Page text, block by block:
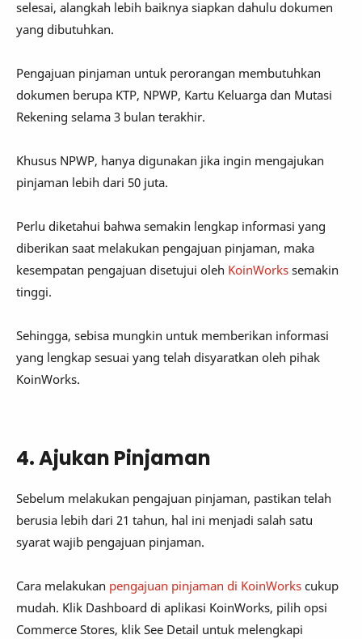
selesai, alangkah lebih baiknya siapkan dahulu dokumen
yang dibutuhkan.
Pengajuan pinjaman untuk perorangan membutuhkan
dokumen berupa KTP, NPWP, Kartu Keluarga dan Mutasi
Rekening selama 3 bulan terakhir.
Khusus NPWP, hanya digunakan jika ingin mengajukan
pinjaman lebih dari 50 juta.
Perlu diketahui bahwa semakin lengkap informasi yang
diberikan saat melakukan pengajuan pinjaman, maka
kesempatan pengajuan disetujui oleh KoinWorks semakin
tinggi.
Sehingga, sebisa mungkin untuk memberikan informasi
yang lengkap sesuai yang telah disyaratkan oleh pihak
KoinWorks.
4. Ajukan Pinjaman
Sebelum melakukan pengajuan pinjaman, pastikan telah
berusia lebih dari 21 tahun, hal ini menjadi salah satu
syarat wajib pengajuan pinjaman.
Cara melakukan pengajuan pinjaman di KoinWorks cukup
mudah. Klik Dashboard di aplikasi KoinWorks, pilih opsi
Commerce Stores, klik See Detail untuk melengkapi